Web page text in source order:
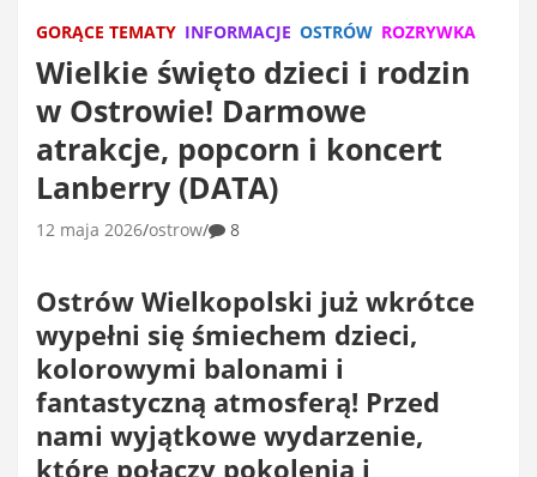
GORĄCE TEMATY INFORMACJE OSTRÓW ROZRYWKA
Wielkie święto dzieci i rodzin
w Ostrowie! Darmowe
atrakcje, popcorn i koncert
Lanberry (DATA)
12 maja 2026 ostrow 8
Ostrów Wielkopolski już wkrótce
wypełni się śmiechem dzieci,
kolorowymi balonami i
fantastyczną atmosferą! Przed
nami wyjątkowe wydarzenie,
które połączy pokolenia i